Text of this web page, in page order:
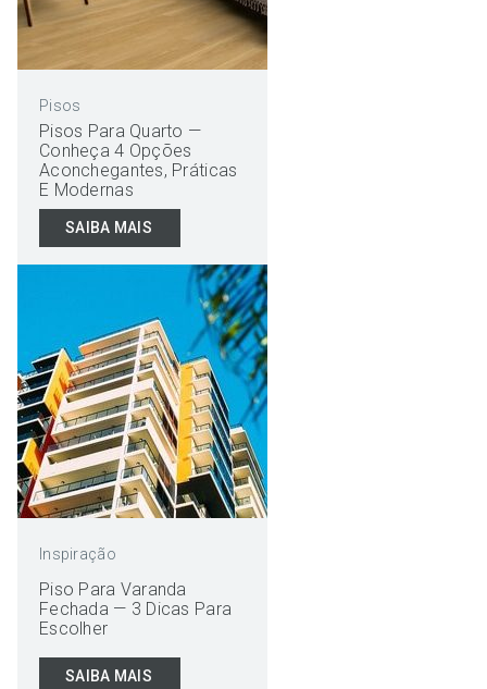
Pisos
Pisos Para Quarto —
Conheça 4 Opções
Aconchegantes, Práticas
E Modernas
SAIBA MAIS
Inspiração
Piso Para Varanda
Fechada — 3 Dicas Para
Escolher
SAIBA MAIS